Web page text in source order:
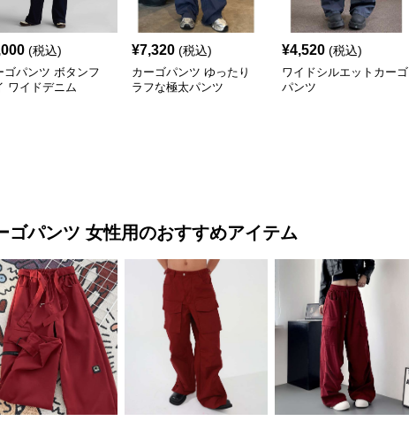
(税込)
ゴパンツ ボタンフ
ワイドデニム
¥7,320 (税込)
カーゴパンツ ゆったり
ラフな極太パンツ
¥4,520 (税込)
ワイドシルエットカーゴ
パンツ
ゴパンツ 女性用のおすすめアイテム